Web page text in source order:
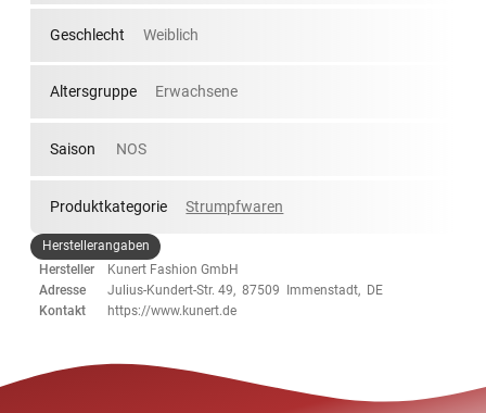
Geschlecht Weiblich
Altersgruppe Erwachsene
Saison NOS
Produktkategorie Strumpfwaren
Herstellerangaben
Hersteller
Kunert Fashion GmbH
Adresse
Julius-Kundert-Str. 49, 87509 Immenstadt, DE
Kontakt
https://www.kunert.de